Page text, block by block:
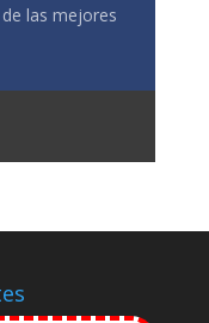
las mejores